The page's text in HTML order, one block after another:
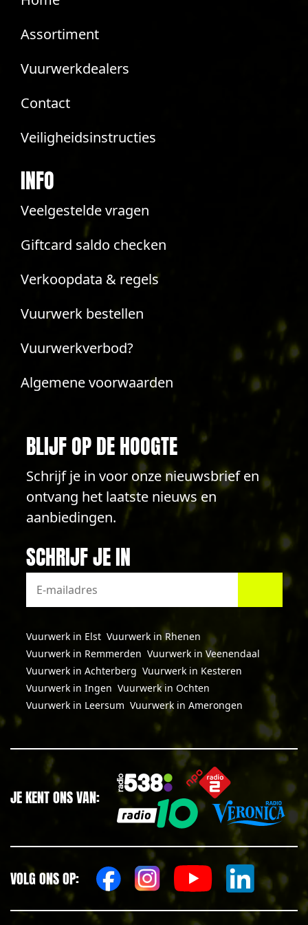
Assortiment
Vuurwerkdealers
Contact
Veiligheidsinstructies
INFO
Veelgestelde vragen
Giftcard saldo checken
Verkoopdata & regels
Vuurwerk bestellen
Vuurwerkverbod?
Algemene voorwaarden
BLIJF OP DE HOOGTE
Schrijf je in voor onze nieuwsbrief en
ontvang het laatste nieuws en
aanbiedingen.
SCHRIJF JE IN
Vuurwerk in Elst Vuurwerk in Rhenen
Vuurwerk in Remmerden Vuurwerk in Veenendaal
Vuurwerk in Achterberg Vuurwerk in Kesteren
Vuurwerk in Ingen Vuurwerk in Ochten
Vuurwerk in Leersum Vuurwerk in Amerongen
JE KENT ONS VAN:
VOLG ONS OP: